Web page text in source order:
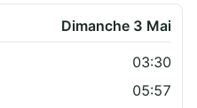
Dimanche 3 Mai
03:30
05:57